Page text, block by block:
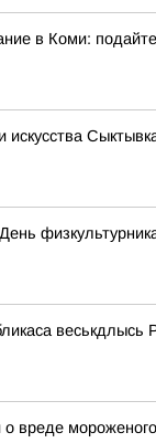
в Коми:
искусства
веськдлысь
о вреде мороженого